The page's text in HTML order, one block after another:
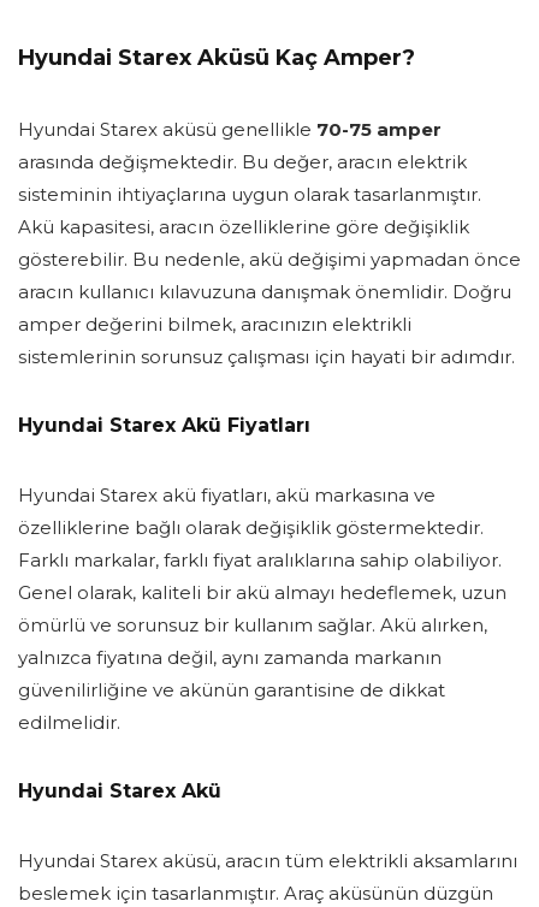
Hyundai Starex Aküsü Kaç Amper?
Hyundai Starex aküsü genellikle 70-75 amper
arasında değişmektedir. Bu değer, aracın elektrik
sisteminin ihtiyaçlarına uygun olarak tasarlanmıştır.
Akü kapasitesi, aracın özelliklerine göre değişiklik
gösterebilir. Bu nedenle, akü değişimi yapmadan önce
aracın kullanıcı kılavuzuna danışmak önemlidir. Doğru
amper değerini bilmek, aracınızın elektrikli
sistemlerinin sorunsuz çalışması için hayati bir adımdır.
Hyundai Starex Akü Fiyatları
Hyundai Starex akü fiyatları, akü markasına ve
özelliklerine bağlı olarak değişiklik göstermektedir.
Farklı markalar, farklı fiyat aralıklarına sahip olabiliyor.
Genel olarak, kaliteli bir akü almayı hedeflemek, uzun
ömürlü ve sorunsuz bir kullanım sağlar. Akü alırken,
yalnızca fiyatına değil, aynı zamanda markanın
güvenilirliğine ve akünün garantisine de dikkat
edilmelidir.
Hyundai Starex Akü
Hyundai Starex aküsü, aracın tüm elektrikli aksamlarını
beslemek için tasarlanmıştır. Araç aküsünün düzgün